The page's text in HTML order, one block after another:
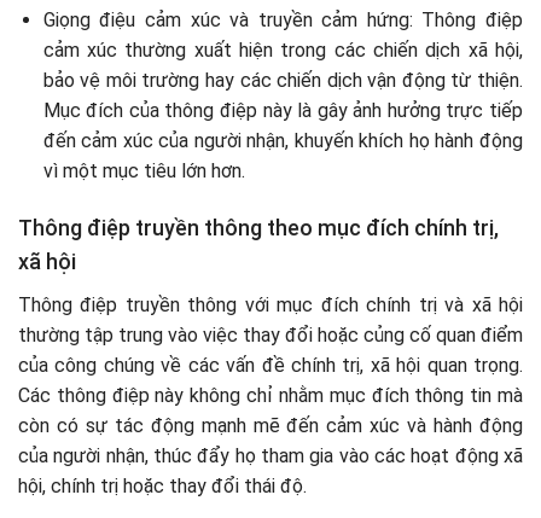
Giọng điệu cảm xúc và truyền cảm hứng: Thông điệp
cảm xúc thường xuất hiện trong các chiến dịch xã hội,
bảo vệ môi trường hay các chiến dịch vận động từ thiện.
Mục đích của thông điệp này là gây ảnh hưởng trực tiếp
đến cảm xúc của người nhận, khuyến khích họ hành động
vì một mục tiêu lớn hơn.
Thông điệp truyền thông theo mục đích chính trị,
xã hội
Thông điệp truyền thông với mục đích chính trị và xã hội
thường tập trung vào việc thay đổi hoặc củng cố quan điểm
của công chúng về các vấn đề chính trị, xã hội quan trọng.
Các thông điệp này không chỉ nhằm mục đích thông tin mà
còn có sự tác động mạnh mẽ đến cảm xúc và hành động
của người nhận, thúc đẩy họ tham gia vào các hoạt động xã
hội, chính trị hoặc thay đổi thái độ.